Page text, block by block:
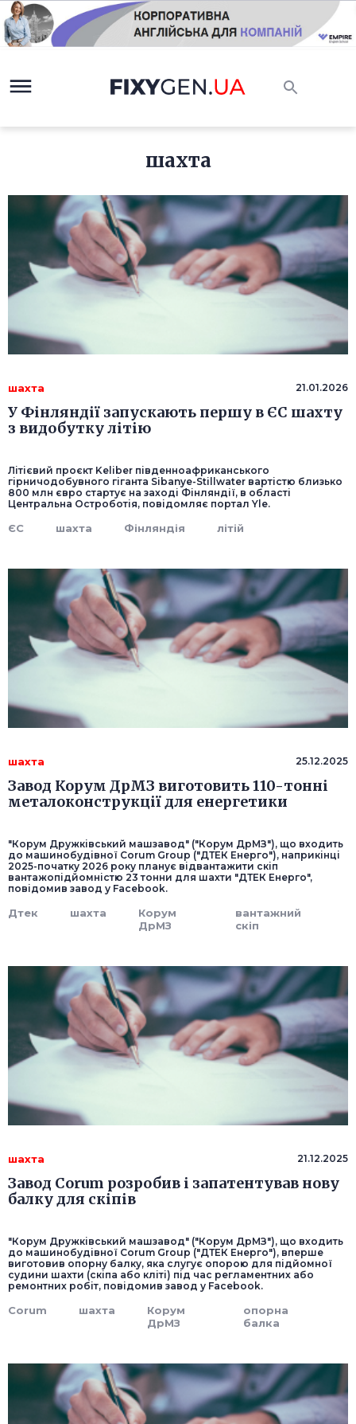
шахта
шахта 21.01.2026
У Фінляндії запускають першу в ЄС шахту
з видобутку літію
Літієвий проєкт Keliber південноафриканського
гірничодобувного гіганта Sibanye-Stillwater вартістю близько
800 млн євро стартує на заході Фінляндії, в області
Центральна Остроботія, повідомляє портал Yle.
ЄС шахта Фінляндія літій
шахта 25.12.2025
Завод Корум ДрМЗ виготовить 110-тонні
металоконструкції для енергетики
"Корум Дружківський машзавод" ("Корум ДрМЗ"), що входить
до машинобудівної Corum Group ("ДТЕК Енерго"), наприкінці
2025-початку 2026 року планує відвантажити скіп
вантажопідйомністю 23 тонни для шахти "ДТЕК Енерго",
повідомив завод у Facebook.
Дтек шахта
Корум
ДрМЗ
вантажний
скіп
шахта 21.12.2025
Завод Corum розробив і запатентував нову
балку для скіпів
"Корум Дружківський машзавод" ("Корум ДрМЗ"), що входить
до машинобудівної Corum Group ("ДТЕК Енерго"), вперше
виготовив опорну балку, яка слугує опорою для підйомної
судини шахти (скіпа або кліті) під час регламентних або
ремонтних робіт, повідомив завод у Facebook.
Corum шахта
Корум
ДрМЗ
опорна
балка